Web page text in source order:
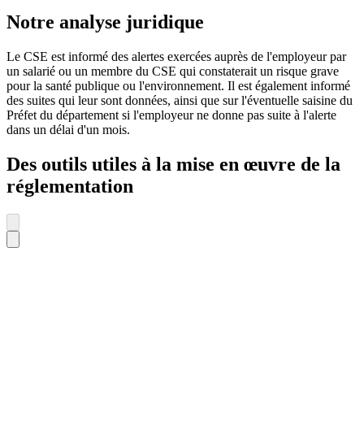
Notre analyse juridique
Le CSE est informé des alertes exercées auprès de l'employeur par
un salarié ou un membre du CSE qui constaterait un risque grave
pour la santé publique ou l'environnement. Il est également informé
des suites qui leur sont données, ainsi que sur l'éventuelle saisine du
Préfet du département si l'employeur ne donne pas suite à l'alerte
dans un délai d'un mois.
Des outils utiles à la mise en œuvre de la
réglementation